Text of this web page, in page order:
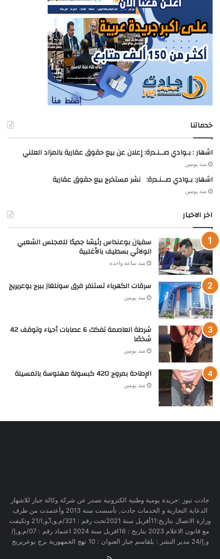
خدماتنا
اشهار : بـوادي صــنـدرة: إعلان عن بيع حقوق عقارية بالمزاد العلني
منذ يومين
اشهار: بـوادي صــنـدرة: نشر مستخرج بيع حقوق عقارية
منذ يومين
اخر الاخبار
سفيان بوعنداس رئيسًا جديدًا للمجلس الشعبي
الولائي بسطيف بالأغلبية
منذ ساعة واحدة
سرقات الكهرباء تستنفر فرق سونلغاز ببرج بوعريريج
منذ يومين
شرطة العاصمة تفكك 6 عصابات أحياء وتوقف 42
شخصًا
منذ يومين
الإطاحة بمروج 420 كبسولة مهلوسة بالمسيلة
منذ يومين
جادت نيوز :جريدة يومية وطنية الكترونية تصدر عن شركة وكالة جبار للاشهار
الدعاية التجارية و الخدمات جادت, تأسست سنة 2013 وأعتمدت من طرف
وزارة الاتصال بتاريخ:11أفريل سنة 2021تحت رقم : 321/م,و,ا,ّو,ا/21 وتكيفت
مع قانون الاعلام 2023 بتاريخ : 16افريل سنة 2024 اعتماد رقم : 07/م,و,إ/
و,إ/24 مدير النشر : بلقاسم جبار العنوان : 10 نهج الجمهورية برج بوعريريج